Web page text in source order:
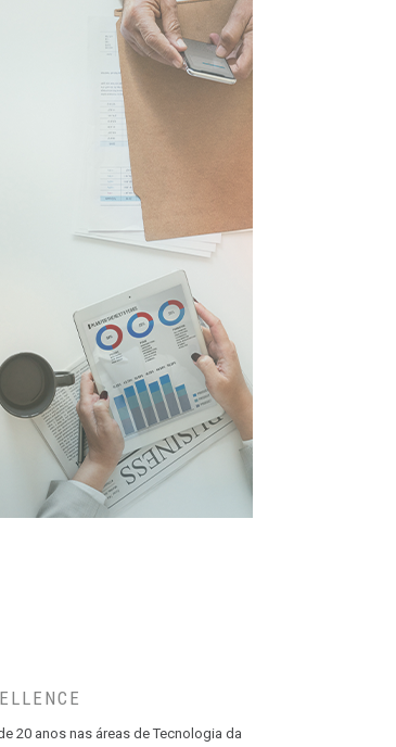
20 anos nas áreas de Tecnologia da